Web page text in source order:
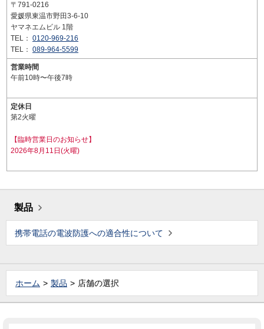
〒791-0216
愛媛県東温市野田3-6-10
ヤマネエムビル 1階
TEL： 0120-969-216
TEL： 089-964-5599
営業時間
午前10時〜午後7時
定休日
第2火曜
【臨時営業日のお知らせ】
2026年8月11日(火曜)
製品
携帯電話の電波防護への適合性について
ホーム 製品 店舗の選択